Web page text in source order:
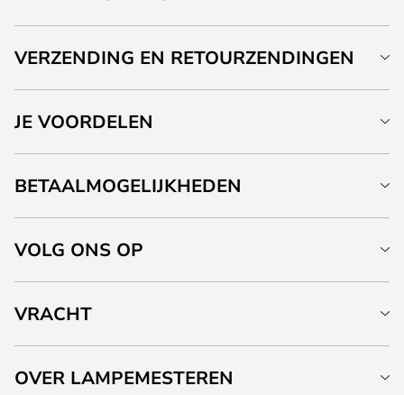
VERZENDING EN RETOURZENDINGEN
JE VOORDELEN
BETAALMOGELIJKHEDEN
VOLG ONS OP
VRACHT
OVER LAMPEMESTEREN